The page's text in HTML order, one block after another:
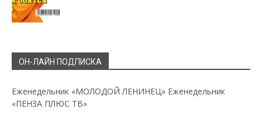
ОН-ЛАЙН ПОДПИСКА
Еженедельник «МОЛОДОЙ ЛЕНИНЕЦ» Еженедельник
«ПЕНЗА ПЛЮС ТВ»